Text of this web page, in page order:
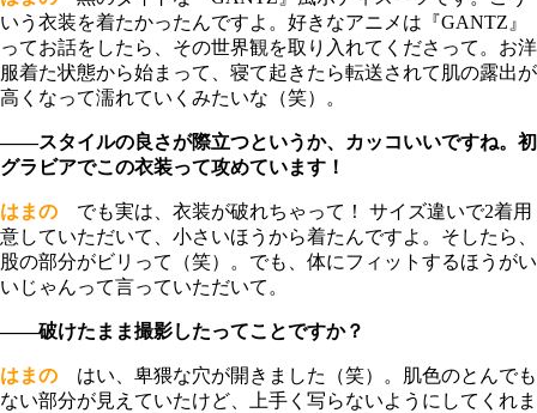
いう衣装を着たかったんですよ。好きなアニメは『GANTZ』
ってお話をしたら、その世界観を取り入れてくださって。お洋
服着た状態から始まって、寝て起きたら転送されて肌の露出が
高くなって濡れていくみたいな（笑）。
――スタイルの良さが際立つというか、カッコいいですね。初
グラビアでこの衣装って攻めています！
はまの でも実は、衣装が破れちゃって！ サイズ違いで2着用
意していただいて、小さいほうから着たんですよ。そしたら、
股の部分がビリって（笑）。でも、体にフィットするほうがい
いじゃんって言っていただいて。
――破けたまま撮影したってことですか？
はまの はい、卑猥な穴が開きました（笑）。肌色のとんでも
ない部分が見えていたけど、上手く写らないようにしてくれま